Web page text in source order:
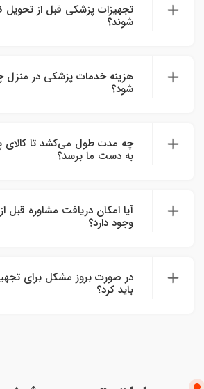
تجهیزات پزشکی قبل از
شوند؟
هزینه خدمات پزشکی در منزل
شود؟
چه مدت طول می‌کشد تا کالای
به دست ما برسد؟
آیا امکان دریافت مشاوره
وجود دارد؟
در صورت بروز مشکل برای
باید کرد؟